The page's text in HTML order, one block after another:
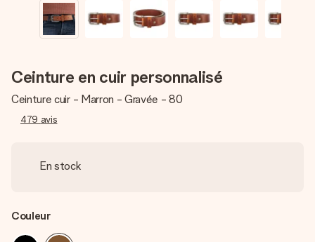
Ceinture en cuir personnalisé
Ceinture cuir - Marron - Gravée - 80
479 avis
En stock
Couleur